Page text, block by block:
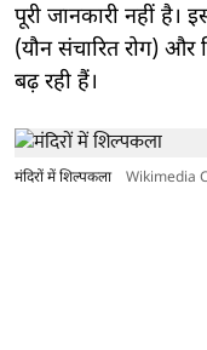
पूरी जानकारी नहीं है।
(यौन संचारित रोग) और
बढ़ रही हैं।
मंदिरों में शिल्पकला Wikimedia